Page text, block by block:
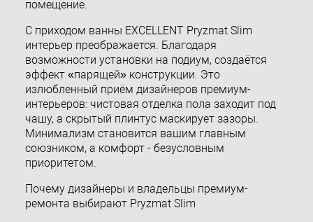
помещение.
С приходом ванны EXCELLENT Pryzmat Slim
интерьер преображается. Благодаря
возможности установки на подиум, создаётся
эффект «парящей» конструкции. Это
излюбленный приём дизайнеров премиум-
интерьеров: чистовая отделка пола заходит под
чашу, а скрытый плинтус маскирует зазоры.
Минимализм становится вашим главным
союзником, а комфорт - безусловным
приоритетом.
Почему дизайнеры и владельцы премиум-
ремонта выбирают Pryzmat Slim